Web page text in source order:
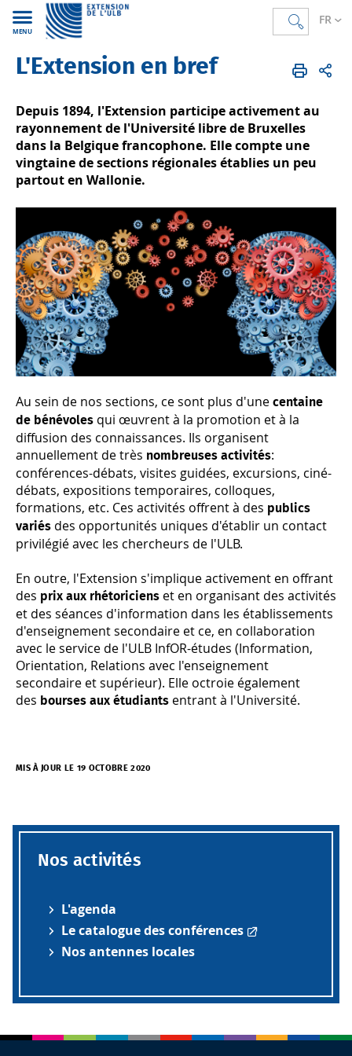
FR
MENU
Accueil
L'Extension en bref
Depuis 1894, l'Extension participe activement au
rayonnement de l'Université libre de Bruxelles
dans la Belgique francophone. Elle compte une
vingtaine de sections régionales établies un peu
partout en Wallonie.
Au sein de nos sections, ce sont plus d'une centaine
de bénévoles qui œuvrent à la promotion et à la
diffusion des connaissances. Ils organisent
annuellement de très nombreuses activités:
conférences-débats, visites guidées, excursions, ciné-
débats, expositions temporaires, colloques,
formations, etc. Ces activités offrent à des publics
variés des opportunités uniques d'établir un contact
privilégié avec les chercheurs de l'ULB.
En outre, l'Extension s'implique activement en offrant
des prix aux rhétoriciens et en organisant des activités
et des séances d'information dans les établissements
d'enseignement secondaire et ce, en collaboration
avec le service de l'ULB InfOR-études (Information,
Orientation, Relations avec l'enseignement
secondaire et supérieur). Elle octroie également
des bourses aux étudiants entrant à l'Université.
MIS À JOUR LE 19 OCTOBRE 2020
Nos activités
L'agenda
Le catalogue des conférences
Nos antennes locales